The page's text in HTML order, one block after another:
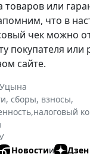
товаров или
что в
чек можно
покупателя или
сайте.
сборы, взносы,
,налоговый
Новостии Дзен